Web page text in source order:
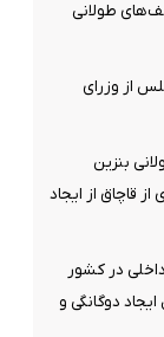
طولانی
مجلس از وزرای
بنزین
قاچاق از ایجاد
در کشور
دوگانگی و